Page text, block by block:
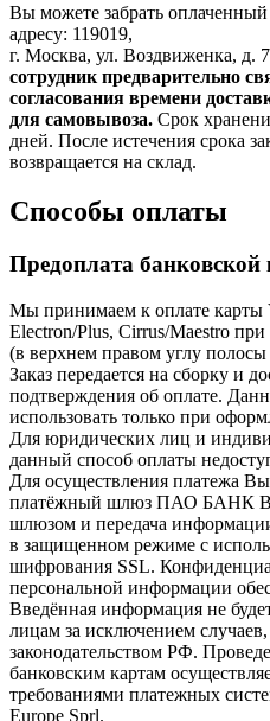
Вы можете забрать оплаченный
адресу: 119019,
г. Москва, ул. Воздвиженка, д.
сотрудник предварительно
согласования времени
для самовывоза. Срок
дней. После истечения срока
возвращается на склад.
Способы оплаты
Предоплата банковской
Мы принимаем к оплате
Electron/Plus, Cirrus/Maestro
(в верхнем правом углу
Заказ передается на сборку и
подтверждения об оплате.
использовать только при
Для юридических лиц и
данный способ оплаты
Для осуществления платежа
платёжный шлюз ПАО БАНК
шлюзом и передача
в защищенном режиме с
шифрования SSL.
персональной информации
Введённая информация не
лицам за исключением
законодательством РФ.
банковским картам
требованиями платежных
Europe Sprl.